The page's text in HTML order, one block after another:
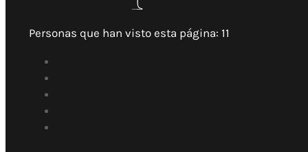
Personas que han visto esta página: 11